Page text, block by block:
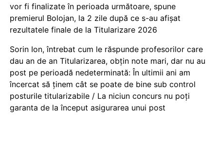
vor fi finalizate în perioada următoare, spune
premierul Bolojan, la 2 zile după ce s-au afișat
rezultatele finale de la Titularizare 2026
Sorin Ion, întrebat cum le răspunde profesorilor care
dau an de an Titularizarea, obțin note mari, dar nu au
post pe perioadă nedeterminată: În ultimii ani am
încercat să ținem cât se poate de bine sub control
posturile titularizabile / La niciun concurs nu poți
garanta de la început asigurarea unui post